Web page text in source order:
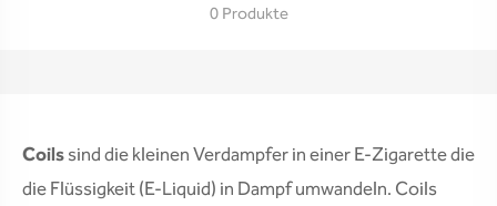
0 Produkte
Coilssind die kleinen Verdampfer in einer E-Zigarette die
die Flüssigkeit (E-Liquid) in Dampf umwandeln. Coils